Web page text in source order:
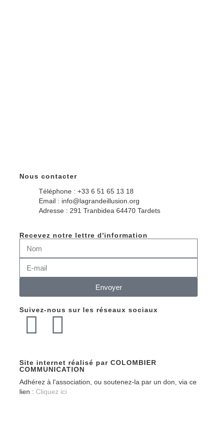
Nous contacter
Téléphone : +33 6 51 65 13 18
Email : info@lagrandeillusion.org
Adresse : 291 Tranbidea 64470 Tardets
Recevez notre lettre d'information
Envoyer
Suivez-nous sur les réseaux sociaux
Site internet réalisé par COLOMBIER
COMMUNICATION
Adhérez à l’association, ou soutenez-la par un don, via ce
lien : Cliquez ici